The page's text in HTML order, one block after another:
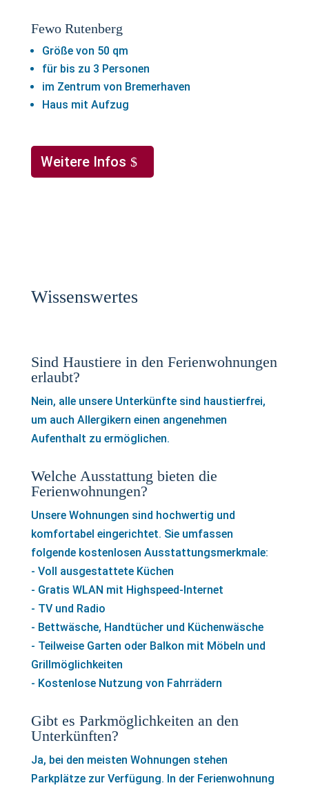
Fewo Rutenberg
Größe von 50 qm
für bis zu 3 Personen
im Zentrum von Bremerhaven
Haus mit Aufzug
Weitere Infos
Wissenswertes
Sind Haustiere in den Ferienwohnungen
erlaubt?
Nein, alle unsere Unterkünfte sind haustierfrei,
um auch Allergikern einen angenehmen
Aufenthalt zu ermöglichen.
Welche Ausstattung bieten die
Ferienwohnungen?
Unsere Wohnungen sind hochwertig und
komfortabel eingerichtet. Sie umfassen
folgende kostenlosen Ausstattungsmerkmale:
- Voll ausgestattete Küchen
- Gratis WLAN mit Highspeed-Internet
- TV und Radio
- Bettwäsche, Handtücher und Küchenwäsche
- Teilweise Garten oder Balkon mit Möbeln und
Grillmöglichkeiten
- Kostenlose Nutzung von Fahrrädern
Gibt es Parkmöglichkeiten an den
Unterkünften?
Ja, bei den meisten Wohnungen stehen
Parkplätze zur Verfügung. In der Ferienwohnung